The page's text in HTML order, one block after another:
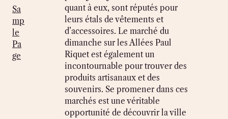
Sa
mp
le
Pa
ge
quant à eux, sont réputés pour
leurs étals de vêtements et
d’accessoires. Le marché du
dimanche sur les Allées Paul
Riquet est également un
incontournable pour trouver des
produits artisanaux et des
souvenirs. Se promener dans ces
marchés est une véritable
opportunité de découvrir la ville